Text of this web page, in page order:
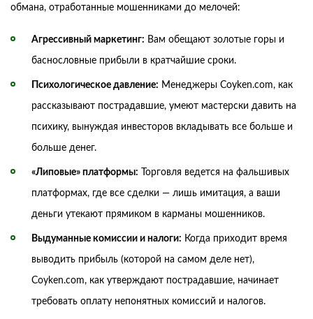
обмана, отработанные мошенниками до мелочей:
Агрессивный маркетинг: Вам обещают золотые горы и
баснословные прибыли в кратчайшие сроки.
Психологическое давление: Менеджеры Coyken.com, как
рассказывают пострадавшие, умеют мастерски давить на
психику, вынуждая инвесторов вкладывать все больше и
больше денег.
«Липовые» платформы: Торговля ведется на фальшивых
платформах, где все сделки — лишь имитация, а ваши
деньги утекают прямиком в карманы мошенников.
Выдуманные комиссии и налоги: Когда приходит время
выводить прибыль (которой на самом деле нет),
Coyken.com, как утверждают пострадавшие, начинает
требовать оплату непонятных комиссий и налогов.